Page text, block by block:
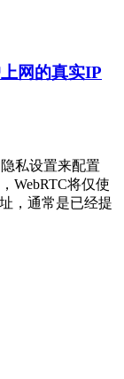
网的真实IP
私设置来配置
WebRTC将仅使
，通常是已经提